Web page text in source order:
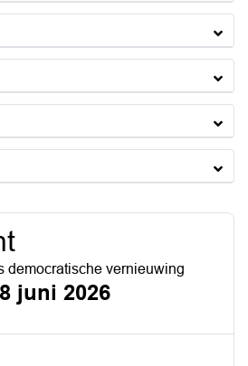
democratische vernieuwing
juni 2026